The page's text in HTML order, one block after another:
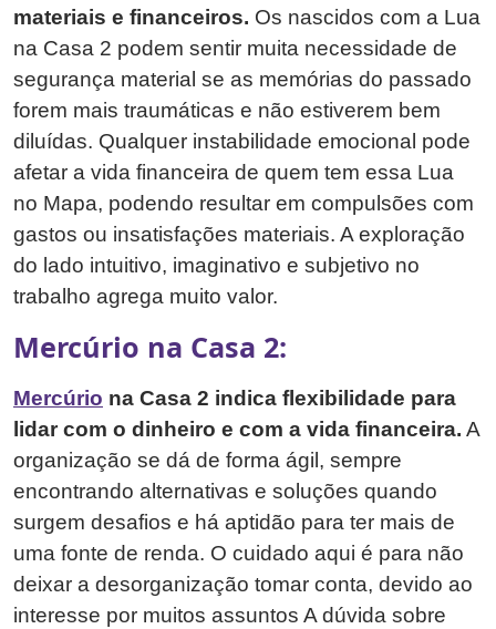
materiais e financeiros. Os nascidos com a Lua
na Casa 2 podem sentir muita necessidade de
segurança material se as memórias do passado
forem mais traumáticas e não estiverem bem
diluídas. Qualquer instabilidade emocional pode
afetar a vida financeira de quem tem essa Lua
no Mapa, podendo resultar em compulsões com
gastos ou insatisfações materiais. A exploração
do lado intuitivo, imaginativo e subjetivo no
trabalho agrega muito valor.
Mercúrio na Casa 2:
Mercúrio na Casa 2 indica flexibilidade para
lidar com o dinheiro e com a vida financeira. A
organização se dá de forma ágil, sempre
encontrando alternativas e soluções quando
surgem desafios e há aptidão para ter mais de
uma fonte de renda. O cuidado aqui é para não
deixar a desorganização tomar conta, devido ao
interesse por muitos assuntos A dúvida sobre